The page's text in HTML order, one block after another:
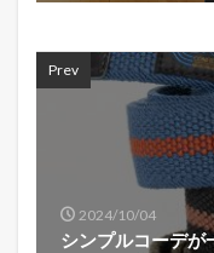
Prev
2024/10/04
シンプルコーデが